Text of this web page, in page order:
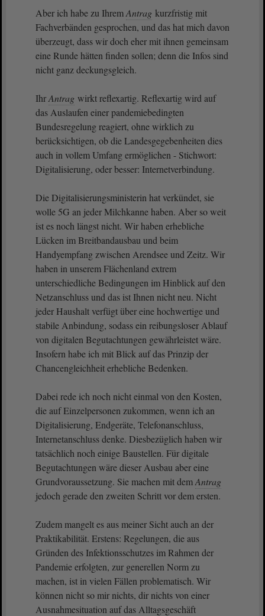
Aber ich habe zu IhremAntrag kurzfristig mit
Fachverbänden gesprochen, und das hat mich davon
überzeugt, dass wir doch eher mit ihnen gemeinsam
eine Runde hätten finden sollen; denn die Infos sind
nicht ganz deckungsgleich.
IhrAntrag wirkt reflexartig. Reflexartig wird auf
das Auslaufen einer pandemiebedingten
Bundesregelung reagiert, ohne wirklich zu
berücksichtigen, ob die Landesgegebenheiten dies
auch in vollem Umfang ermöglichen - Stichwort:
Digitalisierung, oder besser: Internetverbindung.
Die Digitalisierungsministerin hat verkündet, sie
wolle 5G an jeder Milchkanne haben. Aber so weit
ist es noch längst nicht. Wir haben erhebliche
Lücken im Breitbandausbau und beim
Handyempfang zwischen Arendsee und Zeitz. Wir
haben in unserem Flächenland extrem
unterschiedliche Bedingungen im Hinblick auf den
Netzanschluss und das ist Ihnen nicht neu. Nicht
jeder Haushalt verfügt über eine hochwertige und
stabile Anbindung, sodass ein reibungsloser Ablauf
von digitalen Begutachtungen gewährleistet wäre.
Insofern habe ich mit Blick auf das Prinzip der
Chancengleichheit erhebliche Bedenken.
Dabei rede ich noch nicht einmal von den Kosten,
die auf Einzelpersonen zukommen, wenn ich an
Digitalisierung, Endgeräte, Telefonanschluss,
Internetanschluss denke. Diesbezüglich haben wir
tatsächlich noch einige Baustellen. Für digitale
Begutachtungen wäre dieser Ausbau aber eine
Grundvoraussetzung. Sie machen mit demAntrag
jedoch gerade den zweiten Schritt vor dem ersten.
Zudem mangelt es aus meiner Sicht auch an der
Praktikabilität. Erstens: Regelungen, die aus
Gründen des Infektionsschutzes im Rahmen der
Pandemie erfolgten, zur generellen Norm zu
machen, ist in vielen Fällen problematisch. Wir
können nicht so mir nichts, dir nichts von einer
Ausnahmesituation auf das Alltagsgeschäft